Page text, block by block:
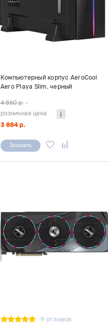
Компьютерный корпус AeroCool
Aero Playa Slim, черный
4 860 р. -
розничная цена
3 884 р.
Заказать
9 отзывов